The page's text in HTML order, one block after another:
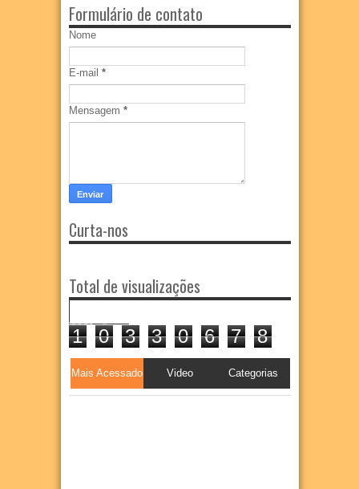
Formulário de contato
Nome
E-mail *
Mensagem *
Curta-nos
Total de visualizações
1 0 3 3 0 6 7 8
Mais Acessado Video Categorias